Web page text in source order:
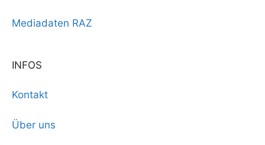
Mediadaten RAZ
INFOS
Kontakt
Über uns